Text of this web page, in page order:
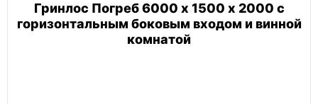
Гринлос Погреб 6000 х 1500 х 2000 с
горизонтальным боковым входом и винной
комнатой